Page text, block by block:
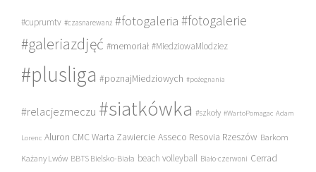
#cuprumtv #czasnarewanż #fotogaleria #fotogalerie
#galeriazdjęć #memoriał #MiedziowaMlodziez
#plusliga #poznajMiedziowych #pożegnania
#relacjezmeczu #siatkówka #szkoły #WartoPomagac Adam
Lorenc Aluron CMC Warta Zawiercie Asseco Resovia Rzeszów Barkom
Każany Lwów BBTS Bielsko-Biała beach volleyball Biało-czerwoni Cerrad